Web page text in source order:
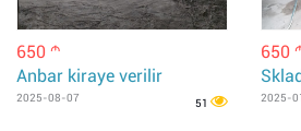
650 m
Anbar kiraye verilir
2025-08-07 51
650
2025-